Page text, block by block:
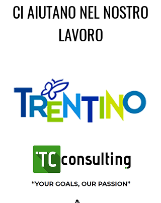
CI AIUTANO NEL NOSTRO
LAVORO